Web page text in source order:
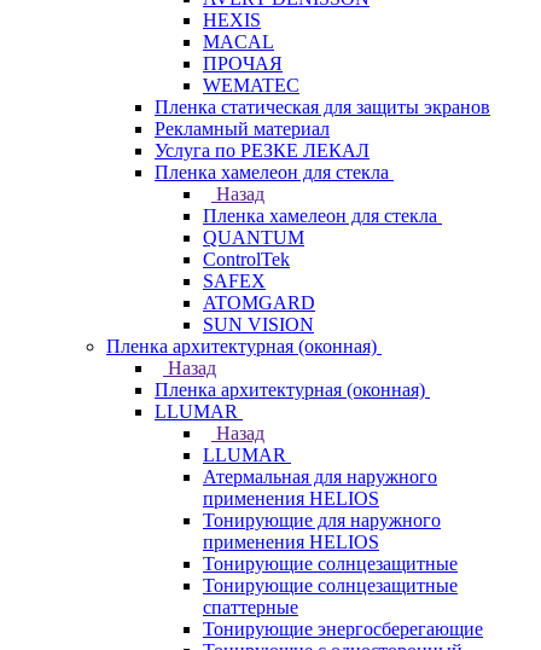
HEXIS
MACAL
ПРОЧАЯ
WEMATEC
Пленка статическая для защиты экранов
Рекламный материал
Услуга по РЕЗКЕ ЛЕКАЛ
Пленка хамелеон для стекла
Назад
Пленка хамелеон для стекла
QUANTUM
ControlTek
SAFEX
ATOMGARD
SUN VISION
Пленка архитектурная (оконная)
Назад
Пленка архитектурная (оконная)
LLUMAR
Назад
LLUMAR
Атермальная для наружного
применения HELIOS
Тонирующие для наружного
применения HELIOS
Тонирующие солнцезащитные
Тонирующие солнцезащитные
спаттерные
Тонирующие энергосберегающие